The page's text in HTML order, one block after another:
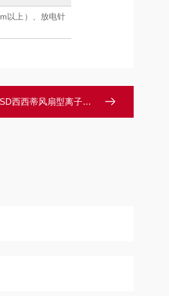
以上）、放电针
西蒂风扇型离子发生器